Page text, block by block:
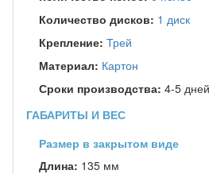
Количество дисков: 1 диск
Крепление: Трей
Материал: Картон
Сроки производства: 4-5 дней
ГАБАРИТЫ И ВЕС
Размер в закрытом виде
Длина: 135 мм